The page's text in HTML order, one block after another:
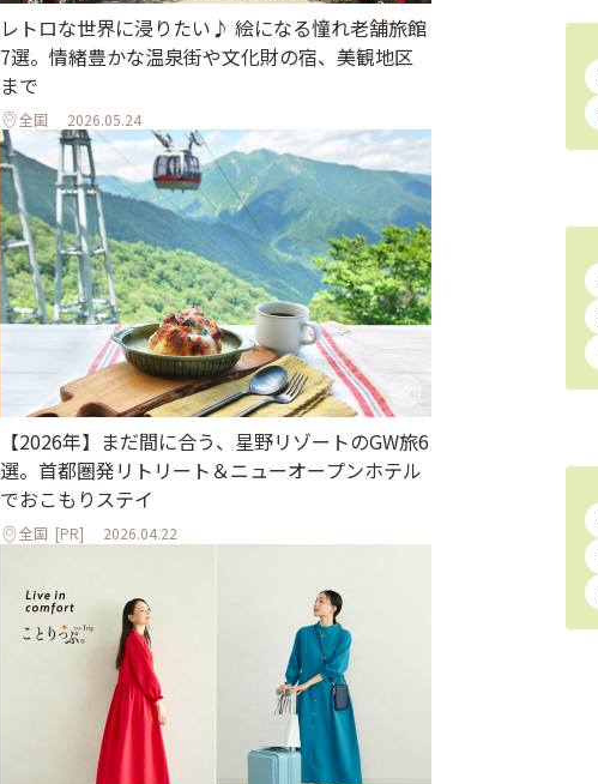
レトロな世界に浸りたい♪ 絵になる憧れ老舗旅館
7選。情緒豊かな温泉街や文化財の宿、美観地区
まで
全国 2026.05.24
【2026年】まだ間に合う、星野リゾートのGW旅6
選。首都圏発リトリート＆ニューオープンホテル
でおこもりステイ
全国 [PR] 2026.04.22